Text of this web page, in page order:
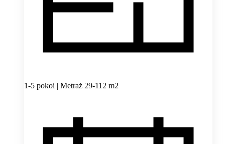
1-5 pokoi | Metraż 29-112 m2